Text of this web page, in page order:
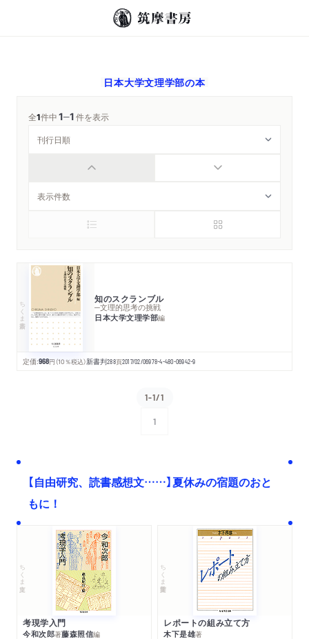
日本大学文理学部の本
全1件中1─1件を表示
ちくま新書 知のスクランブル
─文理的思考の挑戦
日本大学文理学部編
定価:968円 （10％税込）新書判288頁2017/02/06978-4-480-06942-9
1-1/1
1
【自由研究、読書感想文……】夏休みの宿題のおと
もに！
ちくま文庫
考現学入門
今和次郎著藤森照信編
ちくま学芸文庫
レポートの組み立て方
木下是雄著